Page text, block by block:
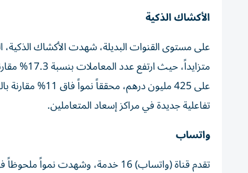
الأكشاك الذكية
على 425 مليون
تفاعلية جديدة في مراكز إسعاد المتعاملين.
واتساب